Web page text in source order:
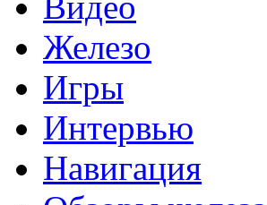
Железо
Игры
Интервью
Навигация